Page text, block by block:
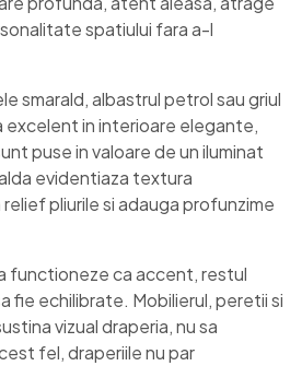
spatiului fara a-l
smarald, albastrul petrol sau griul
in interioare elegante,
puse in valoare de un iluminat
evidentiaza textura
pliurile si adauga profunzime
functioneze ca accent, restul
fie echilibrate. Mobilierul, peretii si
vizual draperia, nu sa
fel, draperiile nu par